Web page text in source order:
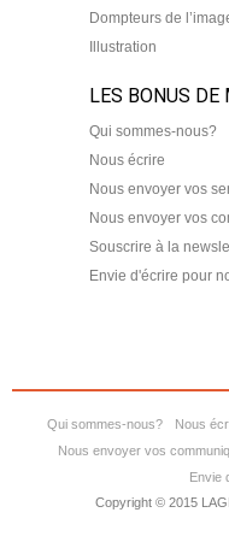
Dompteurs de
Illustration
LES BONUS DE
Qui sommes-nous?
Nous écrire
Nous envoyer vos
Nous envoyer vos
Souscrire à la
Envie d'écrire pour
Qui sommes-nous? Nous
Nous envoyer vos
Envie
Copyright © 2015